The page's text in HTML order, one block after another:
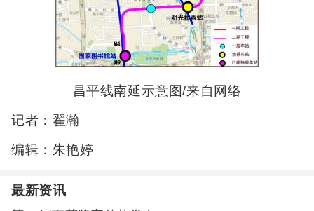
昌平线南延示意图/来自网络
记者：翟瀚
编辑：朱艳婷
最新资讯